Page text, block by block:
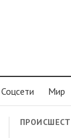
Соцсети Мир